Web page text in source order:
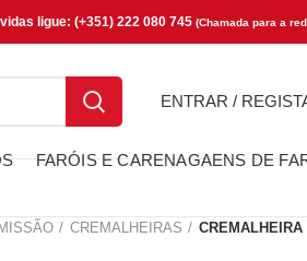
ligue: (+351) 222 080 745 (Chamada para a
ENTRAR /
FARÓIS E CARENAGAENS DE
CREMALHEIRAS CREMALHEIRA